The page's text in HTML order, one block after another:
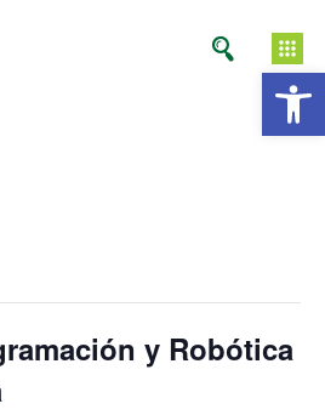
y Robótica